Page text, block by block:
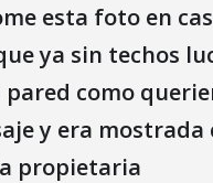
esta foto en
ya sin techos
pared como
y era mostrada
propietaria